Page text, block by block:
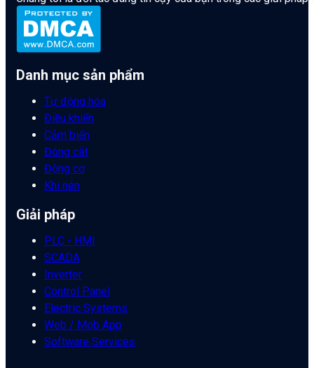
Danh mục sản phẩm
Tự động hóa
Điều khiển
Cảm biến
Đóng cắt
Động cơ
Khí nén
Giải pháp
PLC - HMI
SCADA
Inverter
Control Panel
Electric Systems
Web / Mob App
Software Services